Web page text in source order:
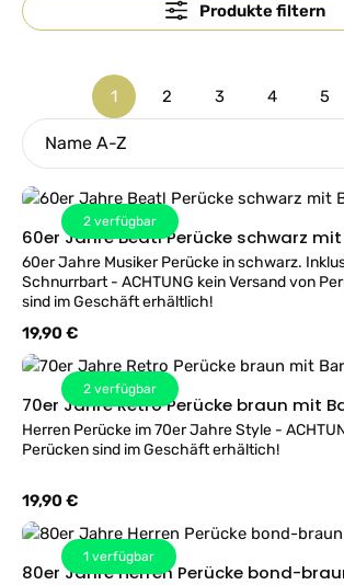
Produkte filtern
Seite
1
Seite
2
Seite
3
Seite
4 5
2 verfügbar
60er Jahre Beatl Perücke schwarz
60er Jahre Musiker Perücke in schwarz.
Schnurrbart - ACHTUNG kein Versand von
sind im Geschäft erhältlich!
Regulärer Preis:
19,90 €
2 verfügbar
70er Jahre Retro Perücke braun mit
Herren Perücke im 70er Jahre Style -
Perücken sind im Geschäft erhältich!
Regulärer Preis:
19,90 €
1 verfügbar
80er Jahre Herren Perücke bond-